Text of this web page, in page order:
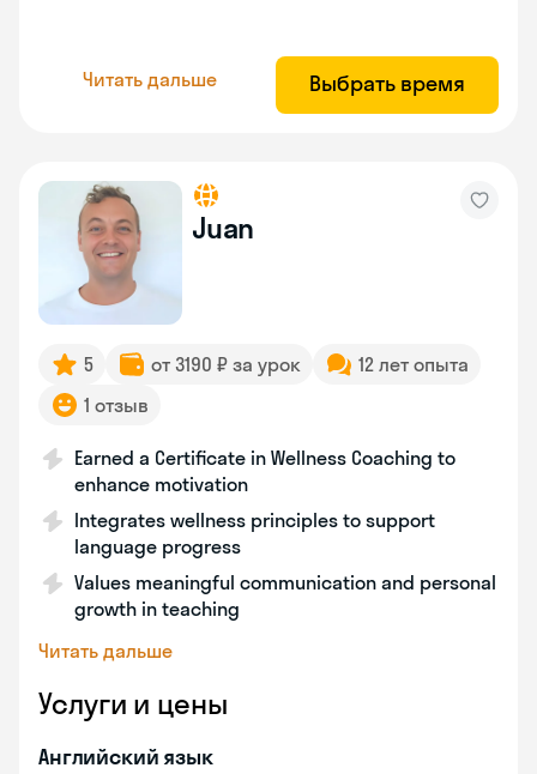
Читать дальше Выбрать время
Juan
5 от 3190 ₽ за урок
12 лет опыта
1 отзыв
Earned a Certificate in Wellness Coaching to
enhance motivation
Integrates wellness principles to support
language progress
Values meaningful communication and personal
growth in teaching
Читать дальше
Услуги и цены
Английский язык